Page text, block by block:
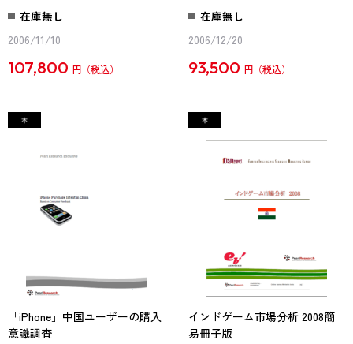
在庫無し
2006/11/10
107,800 円
在庫無し
2006/12/20
93,500 円
「iPhone」中国ユーザーの購入
意識調査
インドゲーム市場分析 2008簡
易冊子版